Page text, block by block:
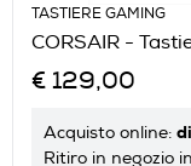
TASTIERE GAMING
CORSAIR -
€ 129,00
Acquisto online:
Ritiro in negozio